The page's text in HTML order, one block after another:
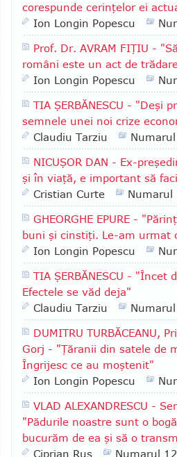
corespunde cerinţelor ei
Ion Longin Popescu
Prof. Dr. AVRAM FIŢIU -
români este un act de
Ion Longin Popescu
TIA ŞERBĂNESCU - "Deşi
semnele unei noi crize
Claudiu Tarziu
NICUŞOR DAN - Ex-
şi în viaţă, e important să
Cristian Curte
Numarul
GHEORGHE EPURE -
buni şi cinstiţi. Le-am urmat
Ion Longin Popescu
TIA ŞERBĂNESCU - "Încet
Efectele se văd deja"
Claudiu Tarziu
DUMITRU TURBĂCEANU,
Gorj - "Ţăranii din satele de
Îngrijesc ce au moştenit"
Ion Longin Popescu
VLAD ALEXANDRESCU -
"Pădurile noastre sunt o
bucurăm de ea şi să o
Ciprian Rus
Numarul